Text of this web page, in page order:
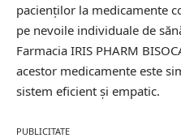
pacienților la medicamente
pe nevoile individuale de
Farmacia IRIS PHARM
acestor medicamente este
sistem eficient și empatic.
PUBLICITATE